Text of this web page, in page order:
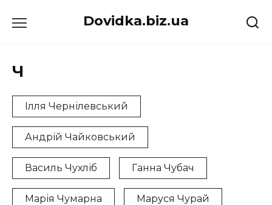
до
Dovidka.biz.ua
Ч
Ілля Чернілевський
Андрій Чайковський
Василь Чухліб Ганна Чубач
Марія Чумарна Маруся Чурай